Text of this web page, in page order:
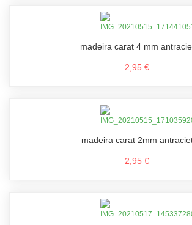
madeira carat 4 mm
2,95 €
madeira carat 2mm
2,95 €